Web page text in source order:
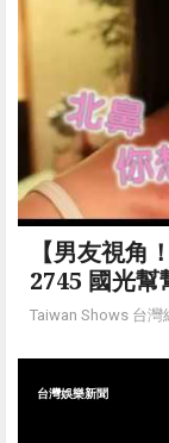
【男友視角
2745 國光幫
Taiwan Shows 台灣
台灣娛樂新聞